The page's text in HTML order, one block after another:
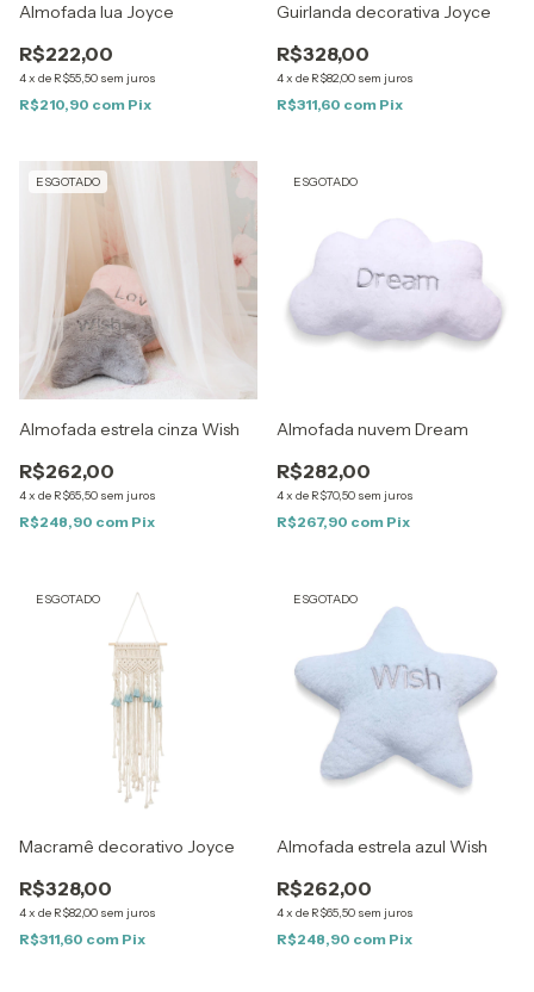
Almofada lua Joyce
R$222,00
4x de R$55,50 sem juros
R$210,90 com Pix
Guirlanda decorativa Joyce
R$328,00
4x de R$82,00 sem juros
R$311,60 com Pix
ESGOTADO
Almofada estrela cinza Wish
R$262,00
4x de R$65,50 sem juros
R$248,90 com Pix
ESGOTADO
Almofada nuvem Dream
R$282,00
4x de R$70,50 sem juros
R$267,90 com Pix
ESGOTADO
Macramê decorativo Joyce
R$328,00
4x de R$82,00 sem juros
R$311,60 com Pix
ESGOTADO
Almofada estrela azul Wish
R$262,00
4x de R$65,50 sem juros
R$248,90 com Pix